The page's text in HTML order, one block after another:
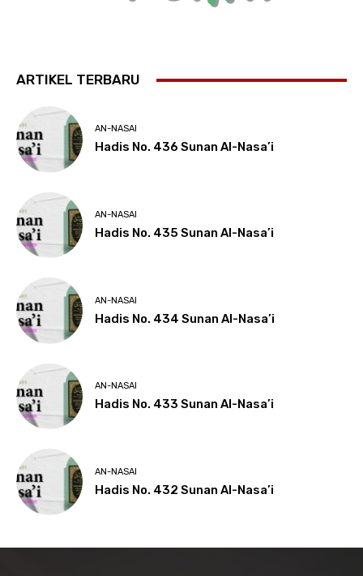
ARTIKEL TERBARU
AN-NASAI
Hadis No. 436 Sunan Al-Nasa’i
AN-NASAI
Hadis No. 435 Sunan Al-Nasa’i
AN-NASAI
Hadis No. 434 Sunan Al-Nasa’i
AN-NASAI
Hadis No. 433 Sunan Al-Nasa’i
AN-NASAI
Hadis No. 432 Sunan Al-Nasa’i